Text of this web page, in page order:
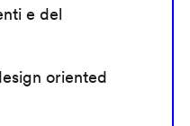
e del
oriented